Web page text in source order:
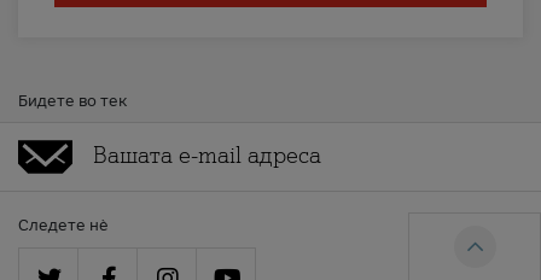
Бидете во тек
Следете нè